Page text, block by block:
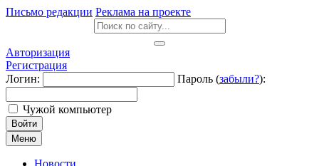
Письмо редакции Реклама на проекте
Авторизация
Регистрация
Логин:
Пароль (забыли?):
Чужой компьютер
Войти
Меню
Новости